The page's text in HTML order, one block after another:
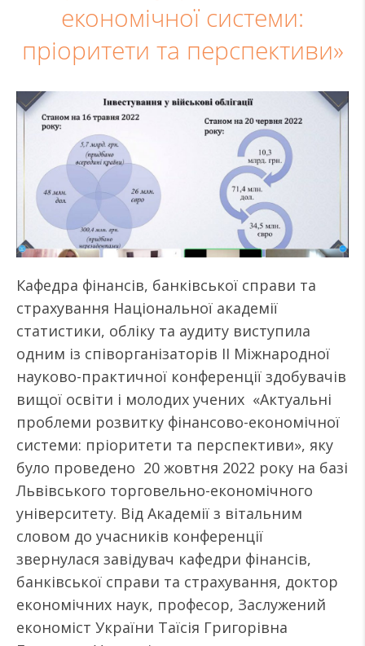
економічної системи:
пріоритети та перспективи»
Кафедра фінансів, банківської справи та
страхування Національної академії
статистики, обліку та аудиту виступила
одним із співорганізаторів ІI Міжнародної
науково-практичної конференції здобувачів
вищої освіти і молодих учених «Актуальні
проблеми розвитку фінансово-економічної
системи: пріоритети та перспективи», яку
було проведено 20 жовтня 2022 року на базі
Львівського торговельно-економічного
університету. Від Академії з вітальним
словом до учасників конференції
звернулася завідувач кафедри фінансів,
банківської справи та страхування, доктор
економічних наук, професор, Заслужений
економіст України Таїсія Григорівна